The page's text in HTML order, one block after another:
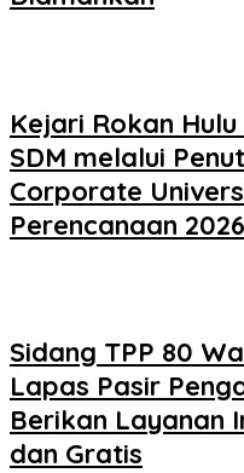
Kejari Rokan
SDM melalui
Corporate
Perencanaan 2026
Sidang TPP 80
Lapas Pasir
Berikan Layanan
dan Gratis